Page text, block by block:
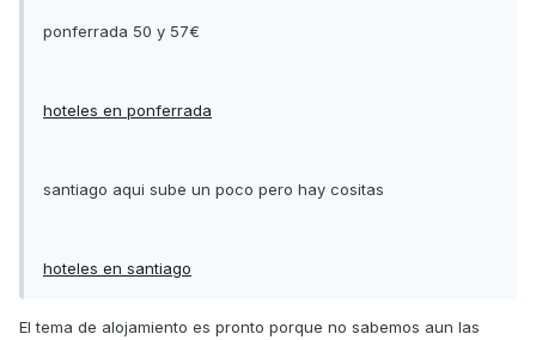
ponferrada 50 y 57€
hoteles en ponferrada
santiago aqui sube un poco pero hay cositas
hoteles en santiago
El tema de alojamiento es pronto porque no sabemos aun las